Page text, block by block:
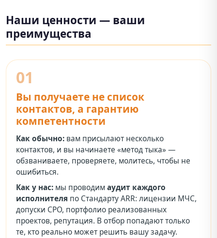
Наши ценности — ваши
преимущества
01
Вы получаете не список
контактов, а гарантию
компетентности
Как обычно: вам присылают несколько
контактов, и вы начинаете «метод тыка» —
обзваниваете, проверяете, молитесь, чтобы не
ошибиться.
Как у нас: мы проводимаудит каждого
исполнителя по Стандарту ARR: лицензии МЧС,
допуски СРО, портфолио реализованных
проектов, репутация. В отбор попадают только
те, кто реально может решить вашу задачу.